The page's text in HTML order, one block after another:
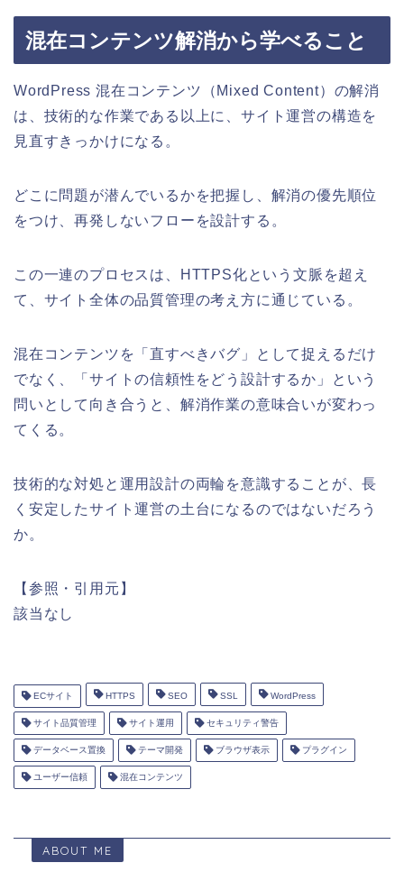
混在コンテンツ解消から学べること
WordPress 混在コンテンツ（Mixed Content）の解消
は、技術的な作業である以上に、サイト運営の構造を
見直すきっかけになる。
どこに問題が潜んでいるかを把握し、解消の優先順位
をつけ、再発しないフローを設計する。
この一連のプロセスは、HTTPS化という文脈を超え
て、サイト全体の品質管理の考え方に通じている。
混在コンテンツを「直すべきバグ」として捉えるだけ
でなく、「サイトの信頼性をどう設計するか」という
問いとして向き合うと、解消作業の意味合いが変わっ
てくる。
技術的な対処と運用設計の両輪を意識することが、長
く安定したサイト運営の土台になるのではないだろう
か。
【参照・引用元】
該当なし
ECサイト HTTPS SEO SSL WordPress
サイト品質管理 サイト運用 セキュリティ警告
データベース置換 テーマ開発 ブラウザ表示 プラグイン
ユーザー信頼 混在コンテンツ
ABOUT ME